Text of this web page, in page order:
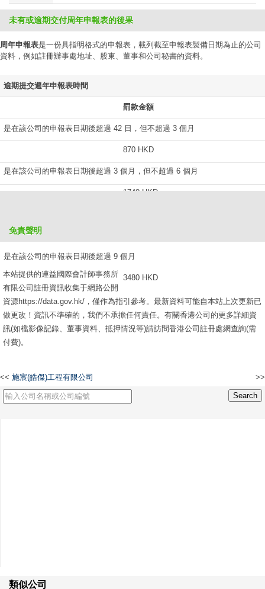
未有或逾期交付周年申報表的後果
周年申報表是一份具指明格式的申報表，載列截至申報表製備日期為止的公司
資料，例如註冊辦事處地址、股東、董事和公司秘書的資料。
逾期提交週年申報表時間
罰款金額
是在該公司的申報表日期後超過 42 日，但不超過 3 個月
870 HKD
是在該公司的申報表日期後超過 3 個月，但不超過 6 個月
1740 HKD
是在該公司的申報表日期後超過 9 個月
3480 HKD
免責聲明
本站提供的連益國際會計師事務所
有限公司註冊資訊收集于網路公開
資源https://data.gov.hk/，僅作為指引參考。最新資料可能自本站上次更新已
做更改！資訊不準確的，我們不承擔任何責任。有關香港公司的更多詳細資
訊(如檔影像記錄、董事資料、抵押情況等)請訪問香港公司註冊處網查詢(需
付費)。
<< 施宸(皓傑)工程有限公司 >>
類似公司